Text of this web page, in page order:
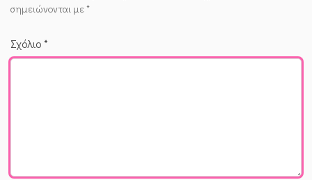
σημειώνονται με*
Σχόλιο*